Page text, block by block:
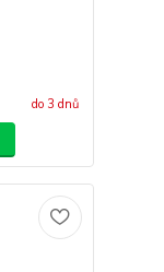
do 3 dnů